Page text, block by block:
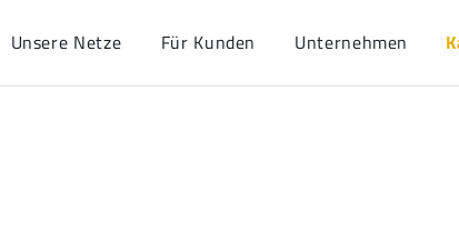
Unsere Netze Für Kunden Unternehmen